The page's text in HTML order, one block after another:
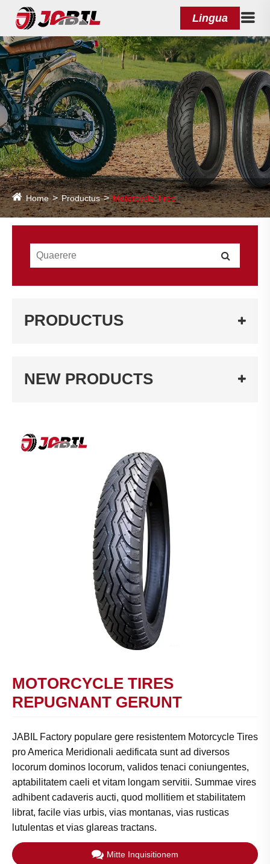
Lingua
Home Productus Motorcycle Tires
PRODUCTUS
NEW PRODUCTS
MOTORCYCLE TIRES
REPUGNANT GERUNT
JABIL Factory populare gere resistentem Motorcycle Tires
pro America Meridionali aedificata sunt ad diversos
locorum dominos locorum, validos tenaci coniungentes,
aptabilitatem caeli et vitam longam servitii. Summae vires
adhibent cadaveris aucti, quod mollitiem et stabilitatem
librat, facile vias urbis, vias montanas, vias rusticas
lutulentas et vias glareas tractans.
Mitte Inquisitionem